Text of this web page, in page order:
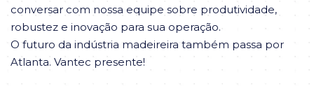
conversar com nossa equipe sobre produtividade,
robustez e inovação para sua operação.
O futuro da indústria madeireira também passa por
Atlanta. Vantec presente!